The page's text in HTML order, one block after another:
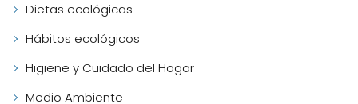
Dietas ecológicas
Hábitos ecológicos
Higiene y Cuidado del Hogar
Medio Ambiente